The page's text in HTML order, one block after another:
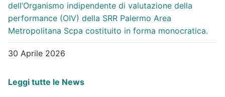
dell’Organismo indipendente di valutazione della
performance (OIV) della SRR Palermo Area
Metropolitana Scpa costituito in forma monocratica.
30 Aprile 2026
Leggi tutte le News